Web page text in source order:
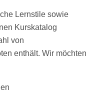
Lernstile sowie
Kurskatalog
von
enthält. Wir möchten